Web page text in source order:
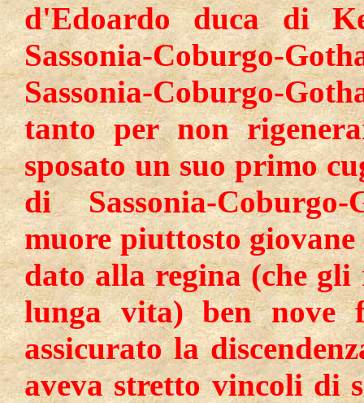
d'Edoardo duca di
Sassonia-Coburgo-
Sassonia-Coburgo-
tanto per non
sposato un suo primo
di Sassonia-
muore piuttosto
dato alla regina (che
lunga vita) ben nove
assicurato la
aveva stretto vincoli di